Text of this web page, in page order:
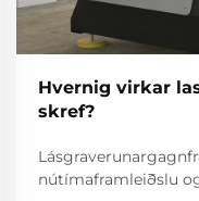
Hvernig virkar
skref?
nútímaframleiðslu